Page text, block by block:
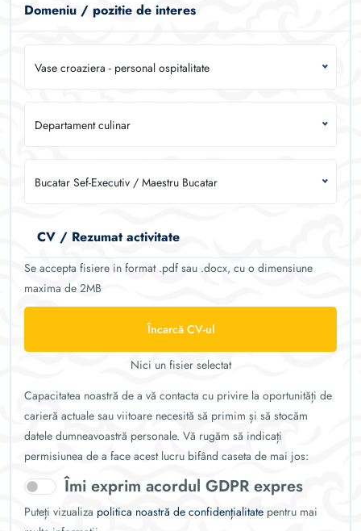
Domeniu / pozitie de interes
Vase croaziera - personal ospitalitate
Departament culinar
Bucatar Sef-Executiv / Maestru Bucatar
CV / Rezumat activitate
Se accepta fisiere in format .pdf sau .docx, cu o dimensiune
maxima de 2MB
Încarcă CV-ul
Nici un fisier selectat
Capacitatea noastră de a vă contacta cu privire la oportunități de
carieră actuale sau viitoare necesită să primim și să stocăm
datele dumneavoastră personale. Vă rugăm să indicați
permisiunea de a face acest lucru bifând caseta de mai jos:
Îmi exprim acordul GDPR expres
Puteți vizualiza politica noastră de confidențialitate pentru mai